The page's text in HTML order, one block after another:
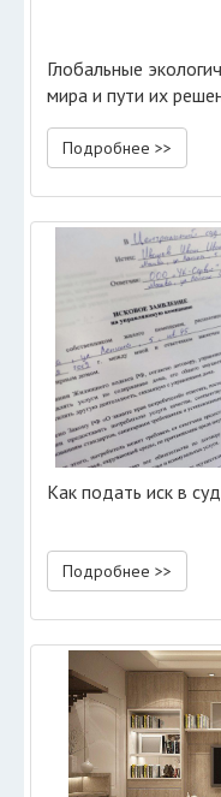
Глобальные
мира и пути их
Подробнее >>
Как подать иск в
Подробнее >>